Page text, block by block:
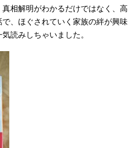
真相解明がわかるだけではなく、高
、ほぐされていく家族の絆が興味
読みしちゃいました。